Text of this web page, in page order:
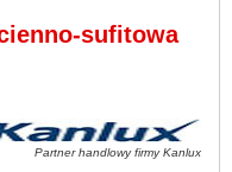
sufitowa
Partner handlowy firmy Kanlux